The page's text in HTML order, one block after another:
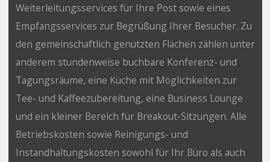
Weiterleitungsservices für Ihre Post sowie eines
Empfangsservices zur Begrüßung Ihrer Besucher. Zu
den gemeinschaftlich genutzten Flächen zählen unter
anderem stundenweise buchbare Konferenz- und
Tagungsräume, eine Küche mit Möglichkeiten zur
Tee- und Kaffeezubereitung, eine Business Lounge
und ein kleiner Bereich für Breakout-Sitzungen. Alle
Betriebskosten sowie Reinigungs- und
Instandhaltungskosten sowohl für Ihr Büro als auch